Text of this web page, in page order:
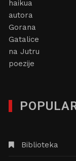
Biblioteka